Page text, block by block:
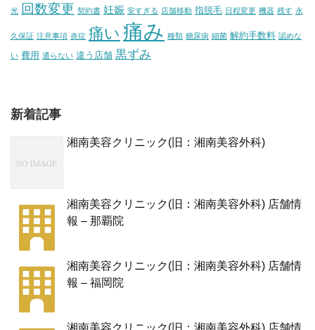
光 回数変更 契約書 妊娠 安すぎる 店舗移動 指脱毛 日程変更 機器 残す 永
久保証 注意事項 炎症 痛い 痛み 種類 糖尿病 細菌 解約手数料 認めな
い 費用 通らない 違う店舗 黒ずみ
新着記事
湘南美容クリニック(旧：湘南美容外科)
湘南美容クリニック(旧：湘南美容外科) 店舗情
報 – 那覇院
湘南美容クリニック(旧：湘南美容外科) 店舗情
報 – 福岡院
湘南美容クリニック(旧：湘南美容外科) 店舗情